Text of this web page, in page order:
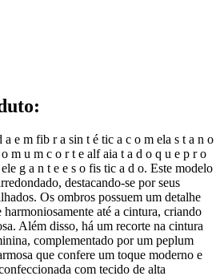
:
e m fib r a sin t é tic a c o m ela s t a n o
m u m c o r t e alf aia t a d o q u e p r o
g a n t e e s o fis tic a d o. Este modelo
destacando-se por seus
Os ombros possuem um detalhe
harmoniosamente até a cintura, criando
Além disso, há um recorte na cintura
complementado por um peplum
que confere um toque moderno e
com tecido de alta